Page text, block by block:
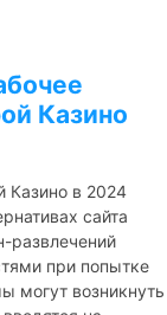
Казино
Казино в 2024
сайта
развлечений
при попытке
могут возникнуть